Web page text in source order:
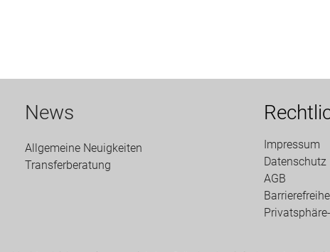
News
Allgemeine Neuigkeiten
Transfer­beratung
Impressum
Datenschutz
AGB